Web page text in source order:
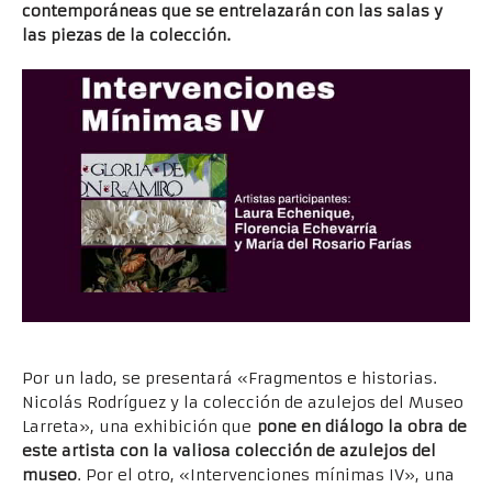
contemporáneas que se entrelazarán con las salas y
las piezas de la colección.
Por un lado, se presentará «Fragmentos e historias.
Nicolás Rodríguez y la colección de azulejos del Museo
Larreta», una exhibición que pone en diálogo la obra de
este artista con la valiosa colección de azulejos del
museo. Por el otro, «Intervenciones mínimas IV», una